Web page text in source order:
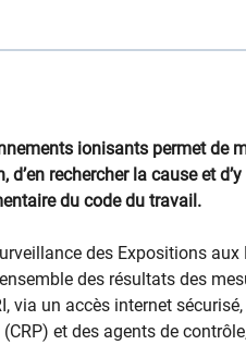
ionisants permet de
rechercher la cause et
du code du travail.
des Expositions
des résultats des
via un accès internet
et des agents de